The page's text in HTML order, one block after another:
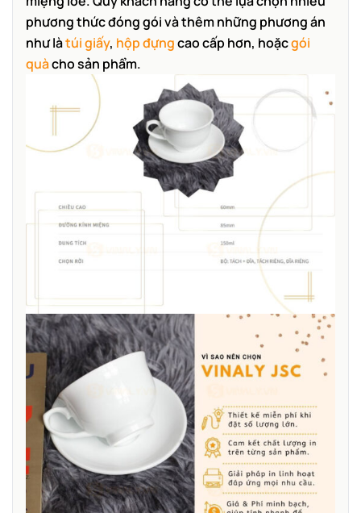
phương thức đóng gói và thêm những phương án
như làtúi giấy, hộp đựngcao cấp hơn, hoặcgói
quàcho sản phẩm.